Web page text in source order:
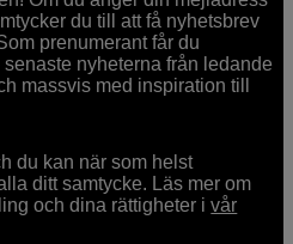
du till att få nyhetsbrev
prenumerant får du
nyheterna från ledande
massvis med inspiration till
du kan när som helst
ditt samtycke. Läs mer om
och dina rättigheter ivår